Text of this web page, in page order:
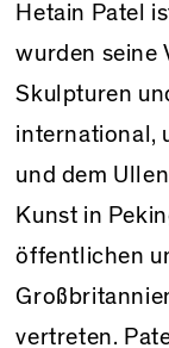
Hetain Patel
wurden seine
Skulpturen
international,
und dem
Kunst in
öffentlichen
vertreten.